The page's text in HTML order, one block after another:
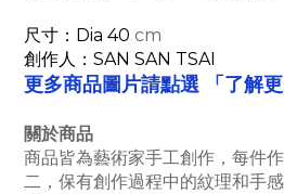
尺寸：Dia 40 cm
創作人：SAN SAN TSAI
更多商品圖片請點選 「了解更
關於商品
商品皆為藝術家手工創作，每件
二，保有創作過程中的紋理和手